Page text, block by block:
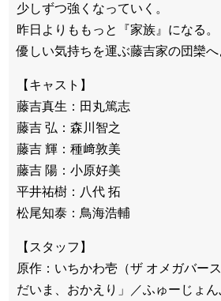
少しずつ強くなっていく。
昨日よりももっと『家族』になる。
優しい気持ちを運ぶ藤吉家の団欒へ
【キャスト】
藤吉真生：田丸篤志
藤吉 弘：森川智之
藤吉 輝：種﨑敦美
藤吉 陽：小原好美
平井祐樹：八代 拓
松尾知泰：鳥海浩輔
【スタッフ】
原作：いちかわ壱（ザ オメガバー
だいま、おかえり」／ふゅーじょん